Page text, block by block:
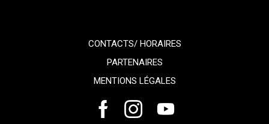
CONTACTS/ HORAIRES
PARTENAIRES
MENTIONS LÉGALES